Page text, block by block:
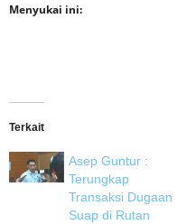
Menyukai ini:
Terkait
Asep Guntur :
Terungkap
Transaksi Dugaan
Suap di Rutan